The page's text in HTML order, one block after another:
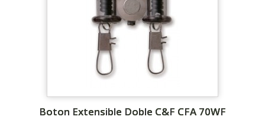
Boton Extensible Doble C&F CFA 70WF